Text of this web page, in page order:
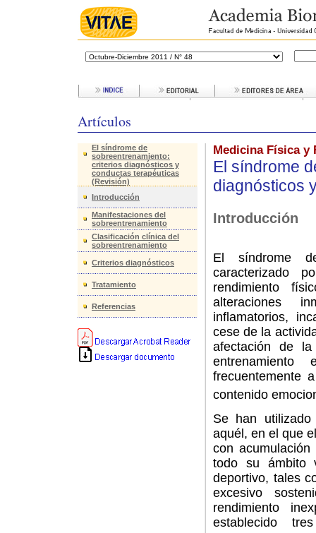
Artículos
El síndrome de
sobreentrenamiento:
criterios diagnósticos y
conductas terapéuticas
(Revisión)
Introducción
Manifestaciones del
sobreentrenamiento
Clasificación clínica del
sobreentrenamiento
Criterios diagnósticos
Tratamiento
Referencias
Medicina Física y
El síndrome
diagnósticos
Introducción
El síndrome
caracterizado
rendimiento
alteraciones
inflamatorios,
cese de la
afectación de
entrenamiento
frecuentemente
contenido
Se han utilizado
aquél, en el que
con
todo su ámbito
deportivo, tales
excesivo
rendimiento
establecido